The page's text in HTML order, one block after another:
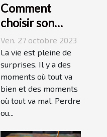
Comment
choisir son
assurance
Dépendance ?
Ven. 27 octobre 2023
La vie est pleine de
surprises. Il y a des
moments où tout va
bien et des moments
où tout va mal. Perdre
ou...